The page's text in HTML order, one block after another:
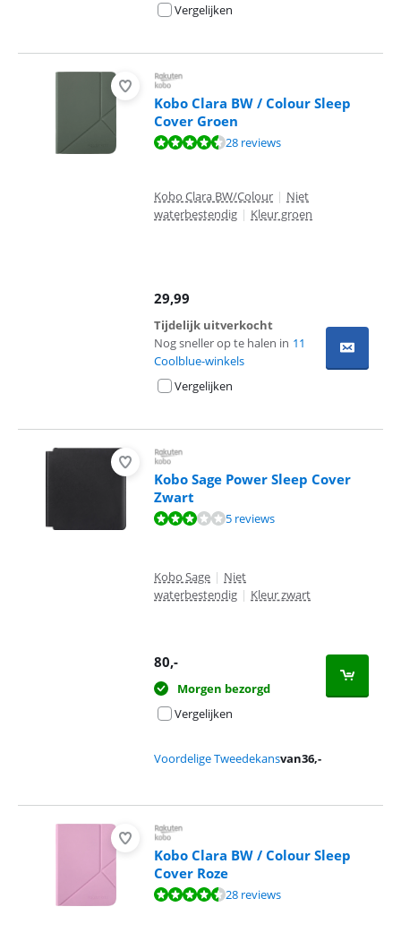
Vergelijken
Kobo Clara BW / Colour Sleep
Cover Groen
Beoordeling is 8,6 van de 10, gebaseerd op 28 reviews.
28 reviews
Kobo Clara BW/Colour | Niet
waterbestendig | Kleur groen
29,99
Tijdelijk uitverkocht
Nog sneller op te halen in 11
Coolblue-winkels
Vergelijken
Kobo Sage Power Sleep Cover
Zwart
Beoordeling is 6,2 van de 10, gebaseerd op 5 reviews.
5 reviews
Kobo Sage | Niet
waterbestendig | Kleur zwart
80,-
Morgen bezorgd
Vergelijken
Voordelige Tweedekansvan36,-
Kobo Clara BW / Colour Sleep
Cover Roze
Beoordeling is 8,6 van de 10, gebaseerd op 28 reviews.
28 reviews